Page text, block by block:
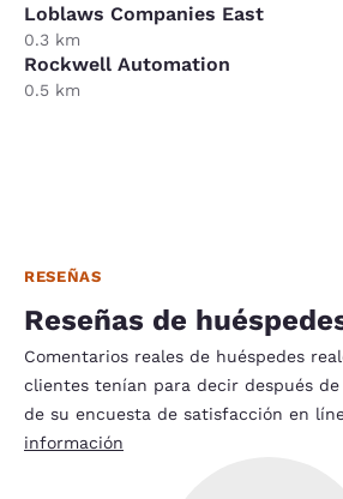
Loblaws Companies East
0.3 km
Rockwell Automation
0.5 km
RESEÑAS
Reseñas de
Comentarios reales de huéspedes
clientes tenían para decir después
de su encuesta de satisfacción en
información